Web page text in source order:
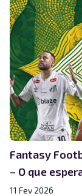
Fantasy
– O que
11 Fev 2026